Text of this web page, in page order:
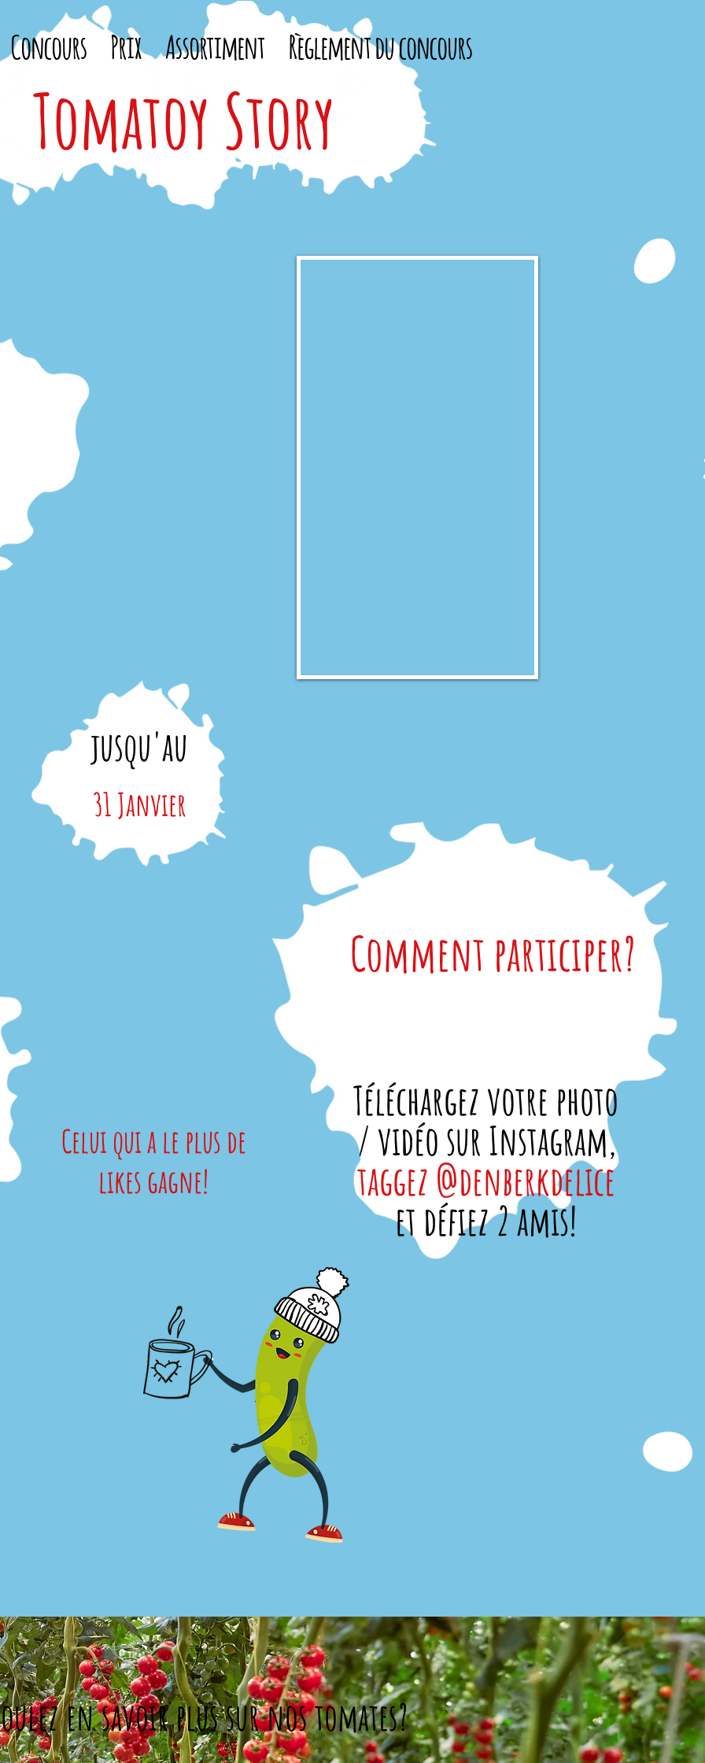
Concours Prix Assortiment Règlement du concours
Tomatoy Story
Comment participer?
Téléchargez votre photo
/ vidéo sur Instagram,
taggez @denberkdelice
et défiez 2 amis!
31 Janvier
jusqu'au
Celui qui a le plus de
likes gagne!
en savoir plus sur nos tomates?